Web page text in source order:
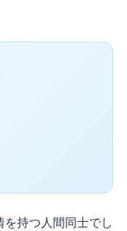
持つ人間同士でし